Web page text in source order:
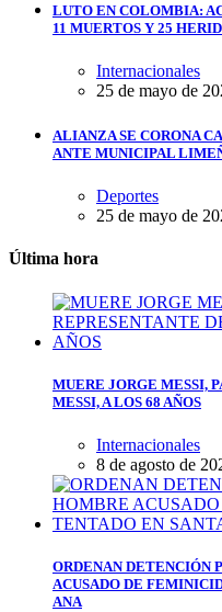
LUTO EN COLOMBIA:
11 MUERTOS Y 25
Internacionales
25 de mayo de
ALIANZA SE CORONA
ANTE MUNICIPAL
Deportes
25 de mayo de
Última hora
MUERE JORGE MESSI,
MESSI, A LOS 68 AÑOS
Internacionales
8 de agosto de
ORDENAN DETENCIÓN
ACUSADO DE
ANA